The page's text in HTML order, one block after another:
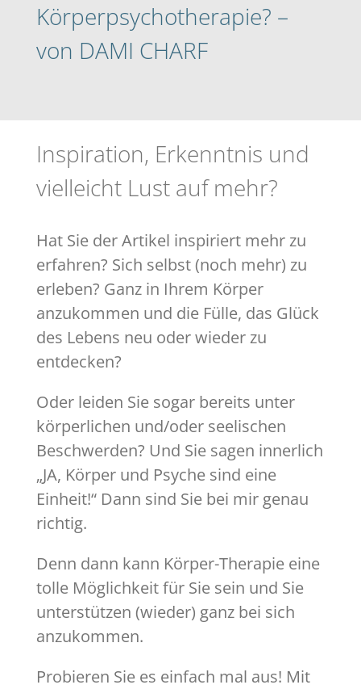
Körperpsychotherapie? –
von DAMI CHARF
Inspiration, Erkenntnis und
vielleicht Lust auf mehr?
Hat Sie der Artikel inspiriert mehr zu
erfahren? Sich selbst (noch mehr) zu
erleben? Ganz in Ihrem Körper
anzukommen und die Fülle, das Glück
des Lebens neu oder wieder zu
entdecken?
Oder leiden Sie sogar bereits unter
körperlichen und/oder seelischen
Beschwerden? Und Sie sagen innerlich
„JA, Körper und Psyche sind eine
Einheit!“ Dann sind Sie bei mir genau
richtig.
Denn dann kann Körper-Therapie eine
tolle Möglichkeit für Sie sein und Sie
unterstützen (wieder) ganz bei sich
anzukommen.
Probieren Sie es einfach mal aus! Mit